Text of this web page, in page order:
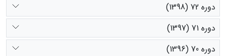
دوره 72 (1398)
دوره 71 (1397)
دوره 70 (1396)